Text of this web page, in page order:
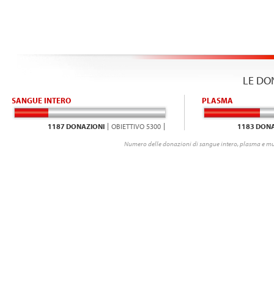
LE
SANGUE INTERO
1187 DONAZIONI OBIETTIVO 5300
PLASMA
1183
Numero delle donazioni di sangue intero, plasma e